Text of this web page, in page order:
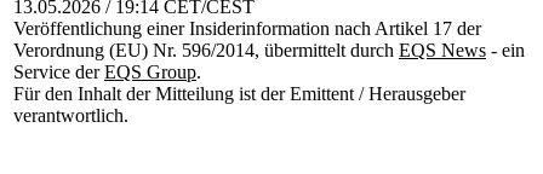
13.05.2026 / 19:14 CET/CEST
Veröffentlichung einer Insiderinformation nach Artikel 17 der
Verordnung (EU) Nr. 596/2014, übermittelt durch EQS News - ein
Service derEQS Group.
Für den Inhalt der Mitteilung ist der Emittent / Herausgeber
verantwortlich.